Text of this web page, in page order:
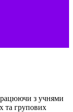
з учнями
та групових